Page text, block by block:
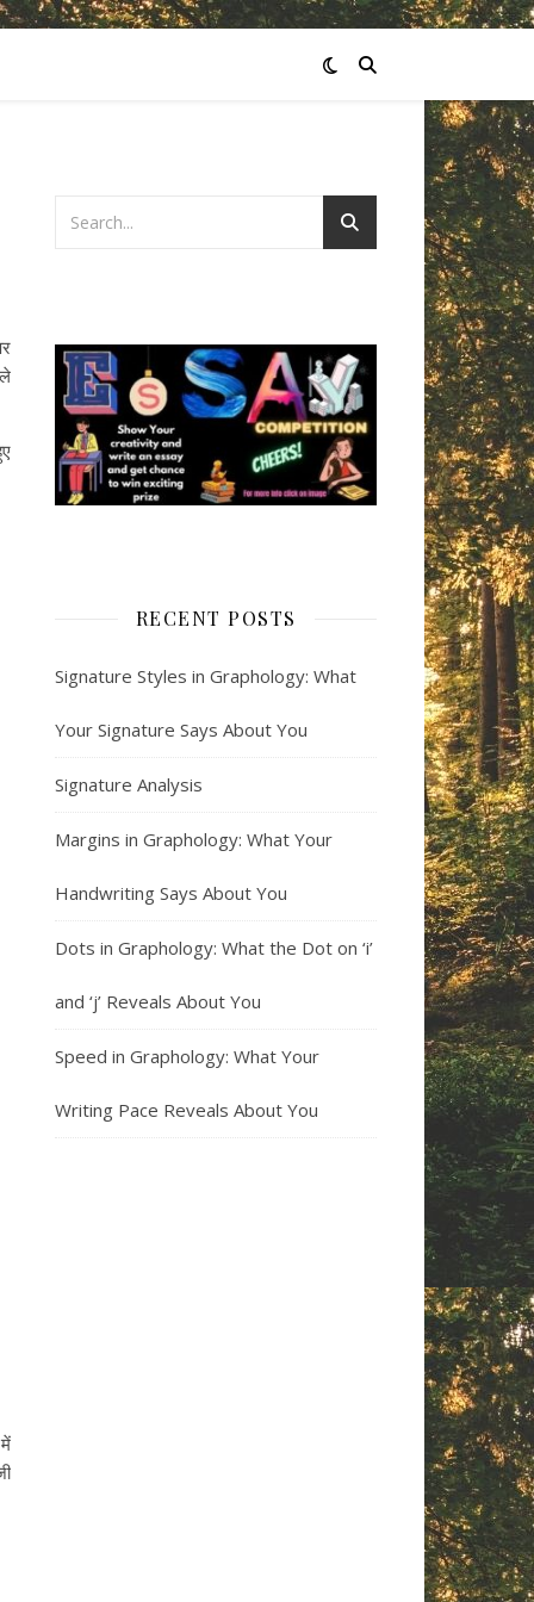
RECENT POSTS
Signature Styles in Graphology: What
Your Signature Says About You
Signature Analysis
Margins in Graphology: What Your
Handwriting Says About You
Dots in Graphology: What the Dot on ‘i’
and ‘j’ Reveals About You
Speed in Graphology: What Your
Writing Pace Reveals About You